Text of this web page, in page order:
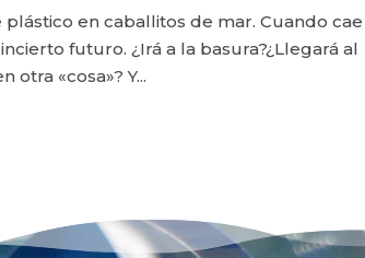
en caballitos de mar. Cuando
futuro. ¿Irá a la basura?¿Llegará al
«cosa»? Y...